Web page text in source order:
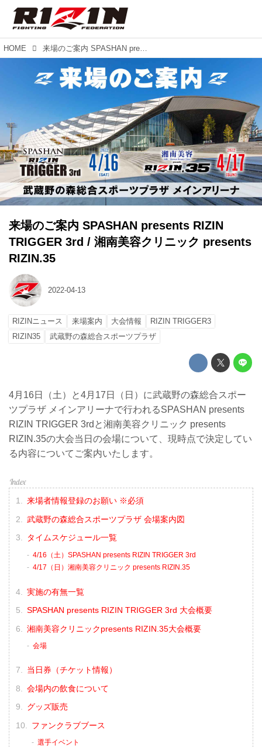
HOME 来場のご案内 SPASHAN presents RIZIN TRIGGER 3rd / 湘南美容クリニック presents RIZIN.35
来場のご案内 SPASHAN presents RIZIN
TRIGGER 3rd / 湘南美容クリニック presents
RIZIN.35
2022-04-13
RIZINニュース 来場案内 大会情報
RIZIN TRIGGER3
RIZIN35
武蔵野の森総合スポーツプラザ
4月16日（土）と4月17日（日）に武蔵野の森総合スポー
ツプラザ メインアリーナで行われるSPASHAN presents
RIZIN TRIGGER 3rdと湘南美容クリニック presents
RIZIN.35の大会当日の会場について、現時点で決定してい
る内容についてご案内いたします。
来場者情報登録のお願い ※必須
武蔵野の森総合スポーツプラザ 会場案内図
タイムスケジュール一覧
4/16（土）SPASHAN presents RIZIN TRIGGER 3rd
4/17（日）湘南美容クリニック presents RIZIN.35
実施の有無一覧
SPASHAN presents RIZIN TRIGGER 3rd 大会概要
湘南美容クリニックpresents RIZIN.35大会概要
会場
当日券（チケット情報）
会場内の飲食について
グッズ販売
ファンクラブブース
選手イベント